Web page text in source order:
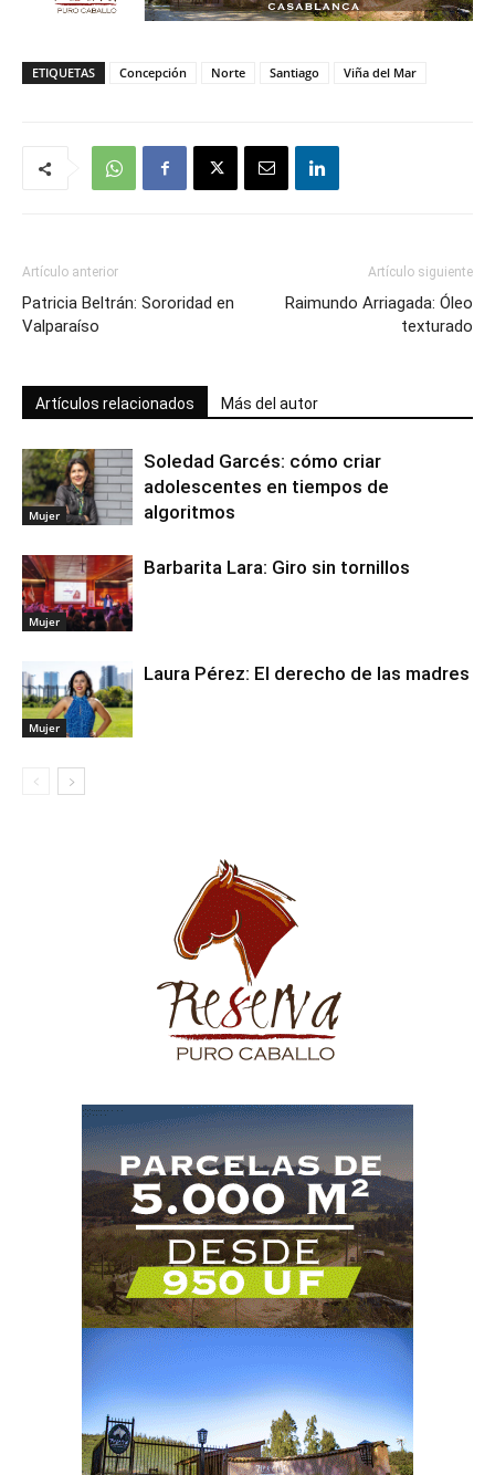
ETIQUETAS Concepción Norte Santiago Viña del Mar
Artículo anterior
Patricia Beltrán: Sororidad en
Valparaíso
Artículo siguiente
Raimundo Arriagada: Óleo
texturado
Artículos relacionados Más del autor
Mujer
Soledad Garcés: cómo criar
adolescentes en tiempos de
algoritmos
Mujer
Barbarita Lara: Giro sin tornillos
Mujer
Laura Pérez: El derecho de las madres